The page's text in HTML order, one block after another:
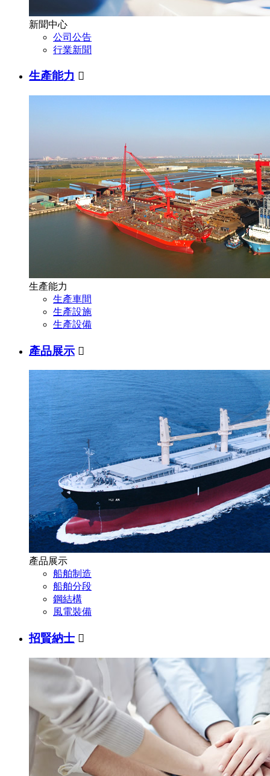
新聞中心
公司公告
行業新聞
生產能力 
生產能力
生產車間
生產設施
生產設備
產品展示 
產品展示
船舶制造
船舶分段
鋼結構
風電裝備
招賢納士 